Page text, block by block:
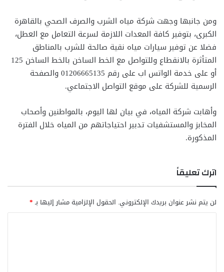
ومن جانبها وجهت شركة مياه الشرب والصرف الصحي بالقاهرة
الكبرى، بتوفير كافة المعدات اللازمة لسرعة التعامل مع العطل،
فضلا عن توفير سيارات مياه نقية صالحة للشرب بالمناطق
المتأثرة بالانقطاع وللتواصل مع الخط الساخن بالخط الساخن 125
أو على خدمة الواتس اب على رقم 01206665135 والصفحة
الرسمية للشركة على موقع التواصل الاجتماعي.
وأهابت شركة المياه، في بيان لها اليوم، بالمواطنين وأصحاب
المخابز والمستشفيات تدبير احتياجاتهم من المياه خلال الفترة
المذكورة.
اترك تعليقاً
لن يتم نشر عنوان بريدك الإلكتروني. الحقول الإلزامية مشار إليها بـ*